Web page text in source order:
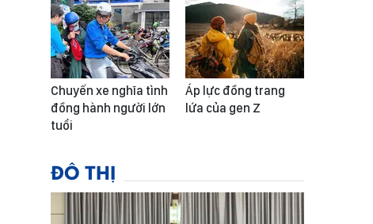
Chuyến xe nghĩa tình
đồng hành người lớn
tuổi
Áp lực đồng trang
lứa của gen Z
ĐÔ THỊ